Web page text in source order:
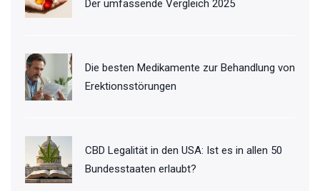
Der umfassende Vergleich 2025
Die besten Medikamente zur Behandlung von
Erektionsstörungen
CBD Legalität in den USA: Ist es in allen 50
Bundesstaaten erlaubt?